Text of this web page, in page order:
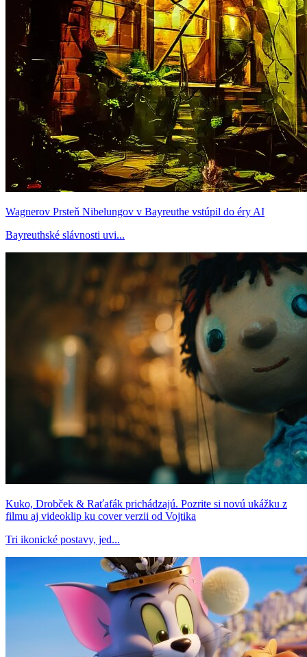
Wagnerov Prsteň Nibelungov v Bayreuthe vstúpil do éry AI
Bayreuthské slávnosti uvi...
Kuko, Drobček & Raťafák prichádzajú. Pozrite si novú ukážku z
filmu aj videoklip ku cover verzii od Vojtika
Tri ikonické postavy, jed...